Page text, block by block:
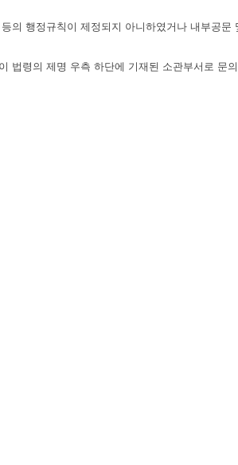
등의 행정규칙이 제정되지 아니하였거나 내부공
법령의 제명 우측 하단에 기재된 소관부서로 문